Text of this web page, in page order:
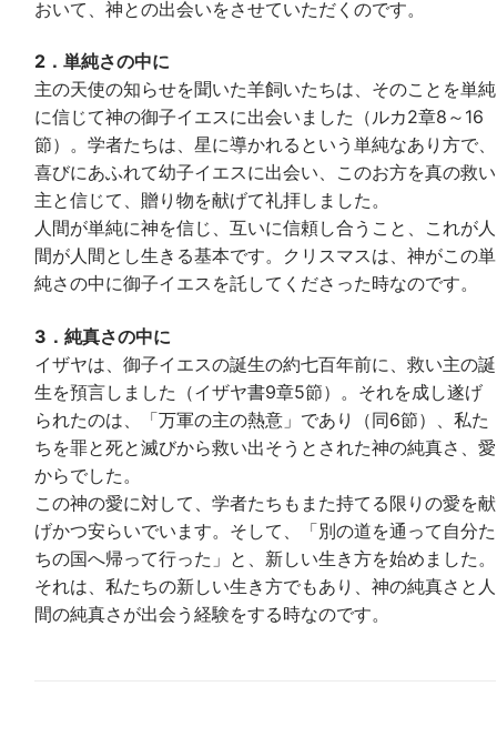
おいて、神との出会いをさせていただくのです。
2．単純さの中に
主の天使の知らせを聞いた羊飼いたちは、そのことを単純
に信じて神の御子イエスに出会いました（ルカ2章8～16
節）。学者たちは、星に導かれるという単純なあり方で、
喜びにあふれて幼子イエスに出会い、このお方を真の救い
主と信じて、贈り物を献げて礼拝しました。
人間が単純に神を信じ、互いに信頼し合うこと、これが人
間が人間とし生きる基本です。クリスマスは、神がこの単
純さの中に御子イエスを託してくださった時なのです。
3．純真さの中に
イザヤは、御子イエスの誕生の約七百年前に、救い主の誕
生を預言しました（イザヤ書9章5節）。それを成し遂げ
られたのは、「万軍の主の熱意」であり（同6節）、私た
ちを罪と死と滅びから救い出そうとされた神の純真さ、愛
からでした。
この神の愛に対して、学者たちもまた持てる限りの愛を献
げかつ安らいでいます。そして、「別の道を通って自分た
ちの国へ帰って行った」と、新しい生き方を始めました。
それは、私たちの新しい生き方でもあり、神の純真さと人
間の純真さが出会う経験をする時なのです。